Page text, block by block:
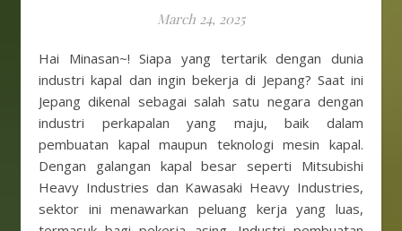
March 24, 2025
Hai Minasan~! Siapa yang tertarik dengan dunia
industri kapal dan ingin bekerja di Jepang? Saat ini
Jepang dikenal sebagai salah satu negara dengan
industri perkapalan yang maju, baik dalam
pembuatan kapal maupun teknologi mesin kapal.
Dengan galangan kapal besar seperti Mitsubishi
Heavy Industries dan Kawasaki Heavy Industries,
sektor ini menawarkan peluang kerja yang luas,